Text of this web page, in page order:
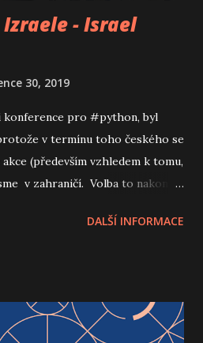
- Israel
30, 2019
konference pro #python, byl
v termínu toho českého se
(především vzhledem k tomu,
v zahraničí. Volba to nakonec
PyCon mu byl doporučen. A
DALŠÍ INFORMACE